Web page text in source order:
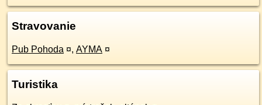
Stravovanie
Pub Pohoda ¤, AYMA ¤
Turistika